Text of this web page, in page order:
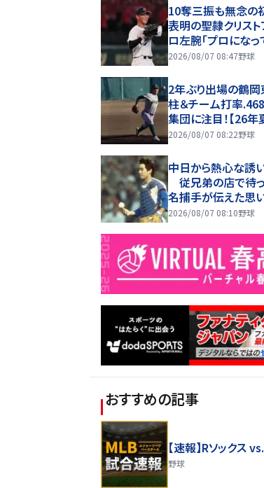
10奪三振も無念
表明の聖隷クリス
ロ左腕「プロにな
たい」
2026/08/07 08:47野球
2年ぶり出場の鶴
柱＆チーム打率
集団に注目！【26年
チ入り選手】
2026/08/07 08:22野球
中日から熱心な誘い
従兄弟の店で待
名捕手が伝えた思
2026/08/07 08:10野球
おすすめの記事
【速報】Rソックス
野球